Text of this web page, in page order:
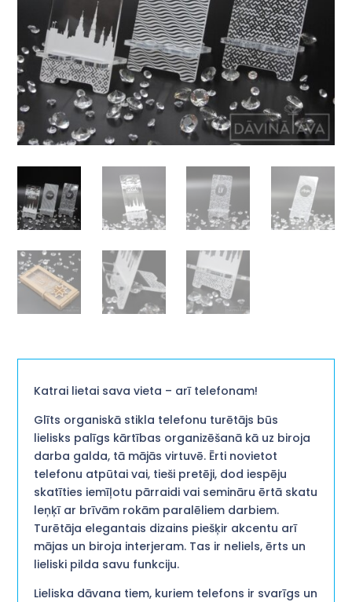
Katrai lietai sava vieta – arī telefonam!
Glīts organiskā stikla telefonu turētājs būs
lielisks palīgs kārtības organizēšanā kā uz biroja
darba galda, tā mājās virtuvē. Ērti novietot
telefonu atpūtai vai, tieši pretēji, dod iespēju
skatīties iemīļotu pārraidi vai semināru ērtā skatu
leņķī ar brīvām rokām paralēliem darbiem.
Turētāja elegantais dizains piešķir akcentu arī
mājas un biroja interjeram. Tas ir neliels, ērts un
lieliski pilda savu funkciju.
Lieliska dāvana tiem, kuriem telefons ir svarīgs un